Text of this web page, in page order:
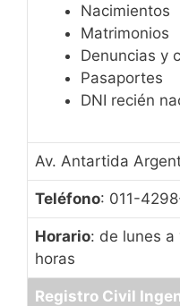
Nacimientos
Matrimonios
Denuncias y
Pasaportes
DNI recién
Av. Antartida
Teléfono: 011-
Horario: de lunes
horas
Registro Civil